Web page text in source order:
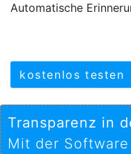
Automatische
kostenlos testen
Transparenz in
Mit der